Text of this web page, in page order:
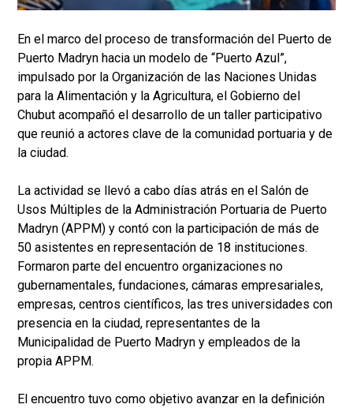
En el marco del proceso de transformación del Puerto de
Puerto Madryn hacia un modelo de “Puerto Azul”,
impulsado por la Organización de las Naciones Unidas
para la Alimentación y la Agricultura, el Gobierno del
Chubut acompañó el desarrollo de un taller participativo
que reunió a actores clave de la comunidad portuaria y de
la ciudad.
La actividad se llevó a cabo días atrás en el Salón de
Usos Múltiples de la Administración Portuaria de Puerto
Madryn (APPM) y contó con la participación de más de
50 asistentes en representación de 18 instituciones.
Formaron parte del encuentro organizaciones no
gubernamentales, fundaciones, cámaras empresariales,
empresas, centros científicos, las tres universidades con
presencia en la ciudad, representantes de la
Municipalidad de Puerto Madryn y empleados de la
propia APPM.
El encuentro tuvo como objetivo avanzar en la definición